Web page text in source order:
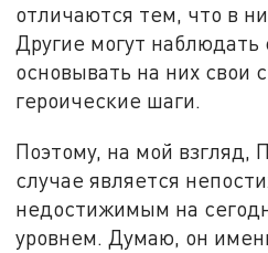
отличаются тем, что в
Другие могут
основывать на них свои
героические шаги.
Поэтому, на мой взгляд,
случае является
недостижимым на
уровнем. Думаю, он